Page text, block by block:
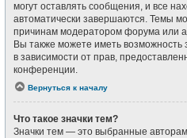
могут оставлять сообщения, и все
автоматически завершаются. Темы
причинам модератором форума или
Вы также можете иметь
в зависимости от прав,
конференции.
Вернуться к началу
Что такое значки тем?
Значки тем — это выбранные